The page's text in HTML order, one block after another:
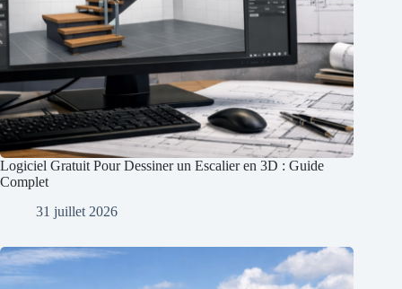
Logiciel Gratuit Pour Dessiner un Escalier en 3D : Guide
Complet
31 juillet 2026